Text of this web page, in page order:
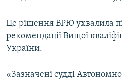
Це рішення ВРЮ ухвалила
рекомендації Вищої
України.
«Зазначені судді